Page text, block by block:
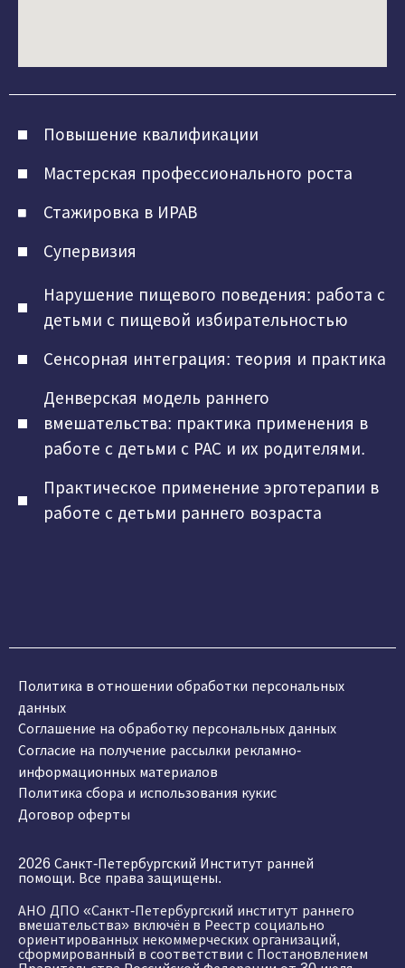
Повышение квалификации
Мастерская профессионального роста
Стажировка в ИРАВ
Супервизия
Нарушение пищевого поведения: работа с
детьми с пищевой избирательностью
Сенсорная интеграция: теория и практика
Денверская модель раннего
вмешательства: практика применения в
работе с детьми с РАС и их родителями.
Практическое применение эрготерапии в
работе с детьми раннего возраста
Политика в отношении обработки персональных
данных
Соглашение на обработку персональных данных
Согласие на получение рассылки рекламно-
информационных материалов
Политика сбора и использования кукис
Договор оферты
2026 Санкт-Петербургский Институт ранней
помощи. Все права защищены.
АНО ДПО «Санкт-Петербургский институт раннего
вмешательства» включён в Реестр социально
ориентированных некоммерческих организаций,
сформированный в соответствии с Постановлением